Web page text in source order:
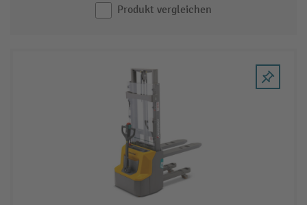
Produkt vergleichen